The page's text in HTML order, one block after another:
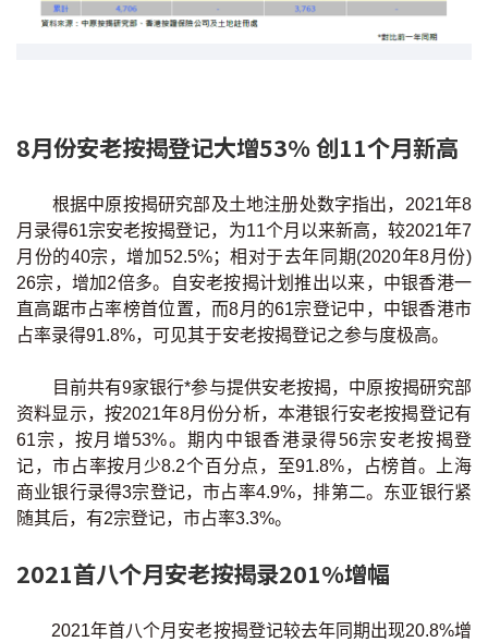
联络我们
联络方式
网上申请按揭转介
条款及细则
繁
本网页所提供资料仅作参考用途。
若因错漏而引致任何不便或损失，中原按揭概不负责。
本网站采用无障碍网页设计，如有任何问题，可查询：
中原地产 | 网上搵楼 |
中原工商铺
条款及细则
私隐政策声明
8月份安老按揭登记大增53% 创11个月新高
根据中原按揭研究部及土地注册处数字指出，2021年8
月录得61宗安老按揭登记，为11个月以来新高，较2021年7
月份的40宗，增加52.5%；相对于去年同期(2020年8月份)
26宗，增加2倍多。自安老按揭计划推出以来，中银香港一
直高踞巿占率榜首位置，而8月的61宗登记中，中银香港市
占率录得91.8%，可见其于安老按揭登记之参与度极高。
目前共有9家银行*参与提供安老按揭，中原按揭研究部
资料显示，按2021年8月份分析，本港银行安老按揭登记有
61宗，按月增53%。期内中银香港录得56宗安老按揭登
记，市占率按月少8.2个百分点，至91.8%，占榜首。上海
商业银行录得3宗登记，市占率4.9%，排第二。东亚银行紧
随其后，有2宗登记，市占率3.3%。
2021首八个月安老按揭录201%增幅
2021年首八个月安老按揭登记较去年同期出现20.8%增